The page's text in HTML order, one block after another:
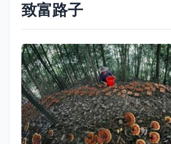
致富路子